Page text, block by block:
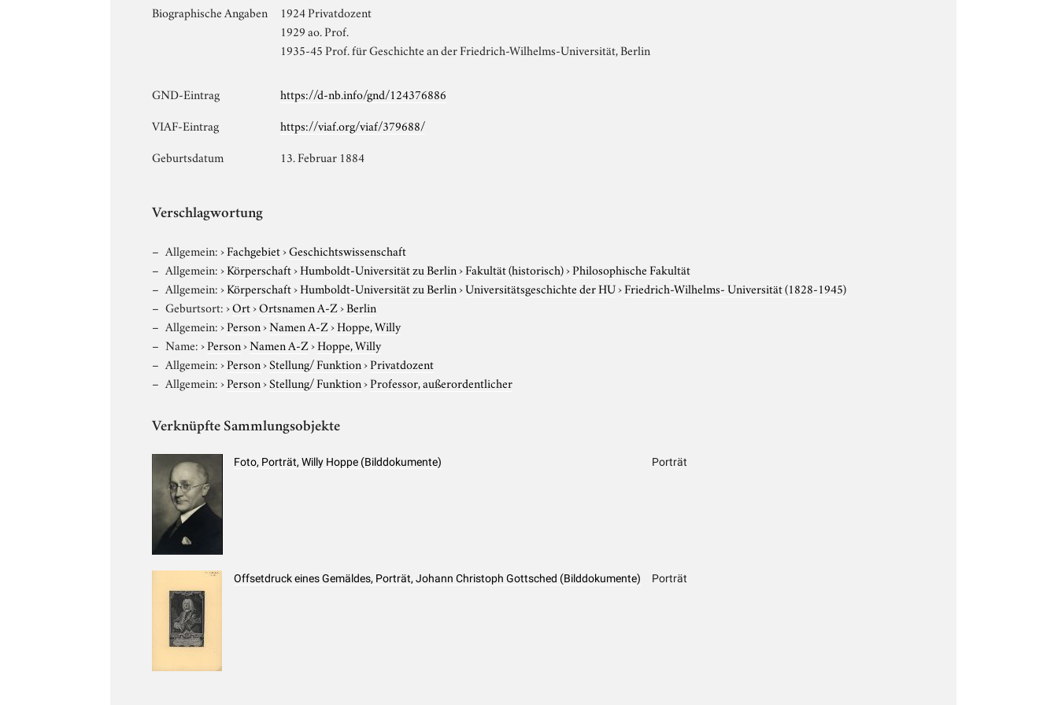
Biographische Angaben
1924 Privatdozent
1929 ao. Prof.
1935-45 Prof. für Geschichte an der Friedrich-Wilhelms-Universität, Berlin
GND-Eintrag
https://d-nb.info/gnd/124376886
VIAF-Eintrag
https://viaf.org/viaf/379688/
Geburtsdatum
13. Februar 1884
Verschlagwortung
Allgemein:›Fachgebiet›Geschichtswissenschaft
Allgemein:›Körperschaft›Humboldt-Universität zu Berlin›Fakultät (historisch)›Philosophische Fakultät
Allgemein:›Körperschaft›Humboldt-Universität zu Berlin›Universitätsgeschichte der HU›Friedrich-Wilhelms- Universität (1828-1945)
Geburtsort:›Ort›Ortsnamen A-Z›Berlin
Allgemein:›Person›Namen A-Z›Hoppe, Willy
Name:›Person›Namen A-Z›Hoppe, Willy
Allgemein:›Person›Stellung/ Funktion›Privatdozent
Allgemein:›Person›Stellung/ Funktion›Professor, außerordentlicher
Verknüpfte Sammlungsobjekte
Foto, Porträt, Willy Hoppe (Bilddokumente) Porträt
Offsetdruck eines Gemäldes, Porträt, Johann Christoph Gottsched (Bilddokumente) Porträt